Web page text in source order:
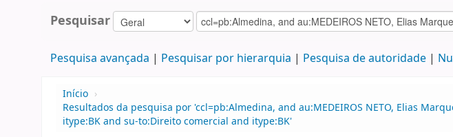
Pesquisar
Pesquisa avançada Pesquisar por hierarquia Pesquisa de autoridade
Início ›
Resultados da pesquisa por 'ccl=pb:Almedina, and au:MEDEIROS NETO, Elias
itype:BK and su-to:Direito comercial and itype:BK'